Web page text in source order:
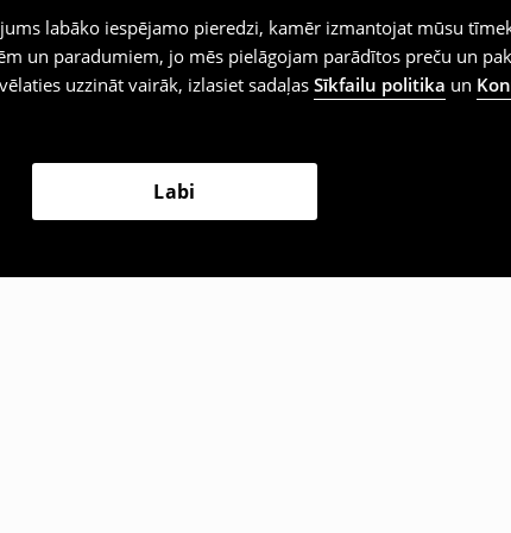
labāko iespējamo pieredzi, kamēr izmantojat mūsu
un paradumiem, jo mēs pielāgojam parādītos preču un
uzzināt vairāk, izlasiet sadaļas Sīkfailu politika un
Labi